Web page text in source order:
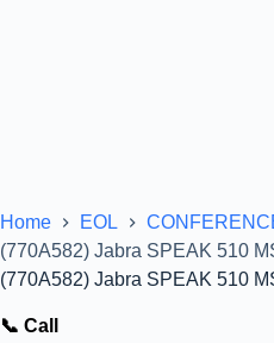
Home EOL
(770A582) Jabra SPEAK 510
(770A582) Jabra SPEAK 510
📞 Call